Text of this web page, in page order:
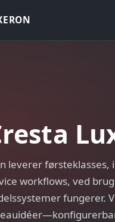
leverer
workflows, ved
fungerer.